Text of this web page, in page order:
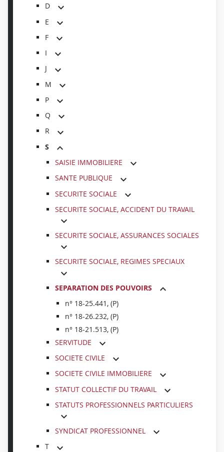
D
E
F
I
J
M
P
Q
R
S
SAISIE IMMOBILIERE
SANTE PUBLIQUE
SECURITE SOCIALE
SECURITE SOCIALE, ACCIDENT DU TRAVAIL
SECURITE SOCIALE, ASSURANCES SOCIALES
SECURITE SOCIALE, REGIMES SPECIAUX
SEPARATION DES POUVOIRS
n° 18-25.441, (P)
n° 18-26.232, (P)
n° 18-21.513, (P)
SERVITUDE
SOCIETE CIVILE
SOCIETE CIVILE IMMOBILIERE
STATUT COLLECTIF DU TRAVAIL
STATUTS PROFESSIONNELS PARTICULIERS
SYNDICAT PROFESSIONNEL
T